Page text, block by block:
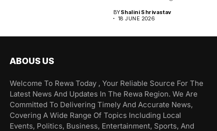
BYShalini Shrivastav
18 JUNE 2026
ABOUS US
Welcome To Rewa Today , Your Reliable Source For The
Latest News And Updates In The Rewa Region. We Are
Committed To Delivering Timely And Accurate News,
Covering A Wide Range Of Topics Including Local
Events, Politics, Business, Entertainment, Sports, And